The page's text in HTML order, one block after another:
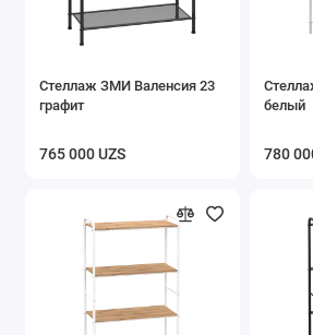
Товары для кухни
Коврики придверные
Мусорные ведра
Хранение вещей
Аксессуары для ванной и туалета
Стеллаж ЗМИ Валенсия 23
графит
765 000 UZS
белый
780